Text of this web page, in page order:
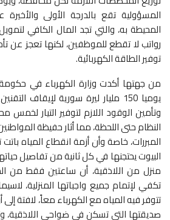
المسؤولية تقع بالدرجة الأولى
المحيطة به، والتي تجد المال الكافي
رواتب لا تقطع للموظفين، لكنها تعجز عن
توفير الطاقة الكهربائية.
من جهتها أكدت وزارة الكهرباء في حكومة
يوميا 150 مليار ليرة سورية لإيقاف
وتأمين الوقود اللازم لتوفير التيار
النظام حتى اللحظة، مما أثار حفيظة
المبررات، خاصة وأن أزمة انقطاع المياه
البيوت يحتجنها في كل ثانية من تفاصيل
منزل من اللاذقية، أن ساعتين فقط من
تكفي لإتمام جميع واجباتها المنزلية،
تتوفر فيه المياه مع الكهرباء معاً،
صديقتها التي تسكن في ضواحي اللاذقية،